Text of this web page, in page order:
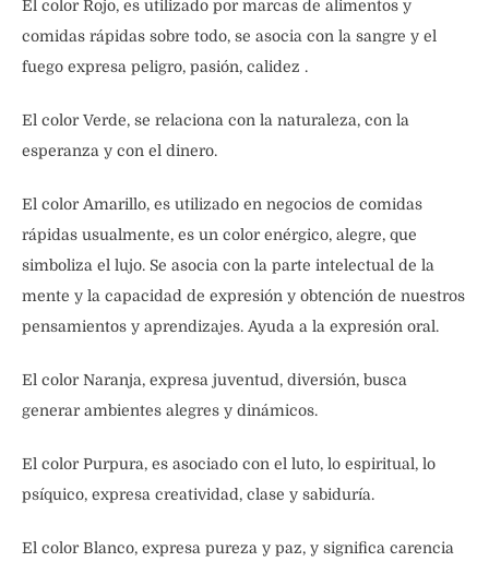
El color Rojo, es utilizado por marcas de alimentos y
comidas rápidas sobre todo, se asocia con la sangre y el
fuego expresa peligro, pasión, calidez .
El color Verde, se relaciona con la naturaleza, con la
esperanza y con el dinero.
El color Amarillo, es utilizado en negocios de comidas
rápidas usualmente, es un color enérgico, alegre, que
simboliza el lujo. Se asocia con la parte intelectual de la
mente y la capacidad de expresión y obtención de nuestros
pensamientos y aprendizajes. Ayuda a la expresión oral.
El color Naranja, expresa juventud, diversión, busca
generar ambientes alegres y dinámicos.
El color Purpura, es asociado con el luto, lo espiritual, lo
psíquico, expresa creatividad, clase y sabiduría.
El color Blanco, expresa pureza y paz, y significa carencia